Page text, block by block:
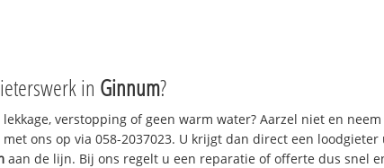
in Ginnum?
lekkage, verstopping of geen warm water? Aarzel niet en
ons op via 058-2037023. U krijgt dan direct een loodgieter
aan de lijn. Bij ons regelt u een reparatie of offerte dus snel